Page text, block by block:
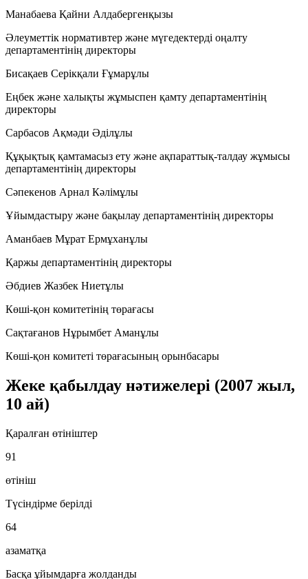
Манабаева Қайни Алдабергенқызы
Әлеуметтік нормативтер және мүгедектерді оңалту
департаментінің директоры
Бисақаев Серікқали Ғұмарұлы
Еңбек және халықты жұмыспен қамту департаментінің
директоры
Сарбасов Ақмәди Әділұлы
Құқықтық қамтамасыз ету және ақпараттық-талдау жұмысы
департаментінің директоры
Сәпекенов Арнал Кәлімұлы
Ұйымдастыру және бақылау департаментінің директоры
Аманбаев Мұрат Ермұханұлы
Қаржы департаментінің директоры
Әбдиев Жазбек Ниетұлы
Көші-қон комитетінің төрағасы
Сақтағанов Нұрымбет Аманұлы
Көші-қон комитеті төрағасының орынбасары
Жеке қабылдау нәтижелері (2007 жыл,
10 ай)
Қаралған өтініштер
91
өтініш
Түсіндірме берілді
64
азаматқа
Басқа ұйымдарға жолданды